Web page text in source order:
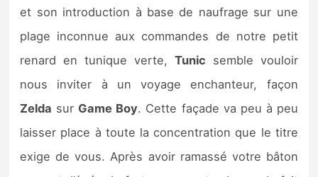
et son introduction à base de naufrage sur une
plage inconnue aux commandes de notre petit
renard en tunique verte, Tunic semble vouloir
nous inviter à un voyage enchanteur, façon
Zelda sur Game Boy. Cette façade va peu à peu
laisser place à toute la concentration que le titre
exige de vous. Après avoir ramassé votre bâton